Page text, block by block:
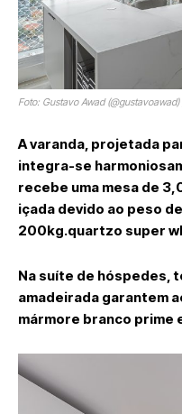
Foto: Gustavo Awad
A varanda, projetada
integra-se
recebe uma mesa de
içada devido ao peso
200kg.quartzo super
Na suíte de hóspedes,
amadeirada garantem
mármore branco prime